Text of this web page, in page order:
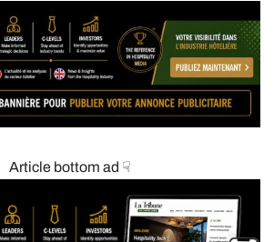
Article bottom ad ☟